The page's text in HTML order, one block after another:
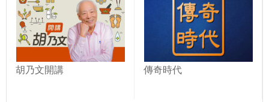
胡乃文開講 傳奇時代